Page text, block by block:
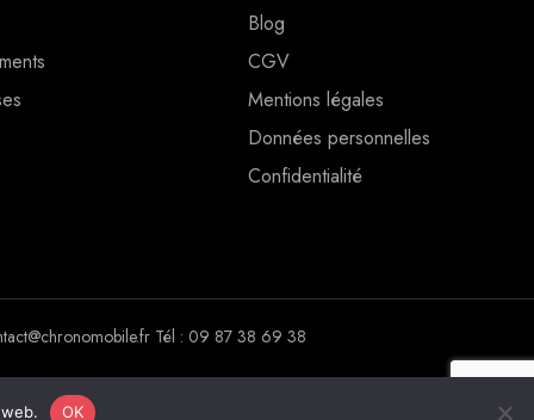
Blog
CGV
Mentions légales
Données personnelles
Confidentialité
Tél : 09 87 38 69 38
OK